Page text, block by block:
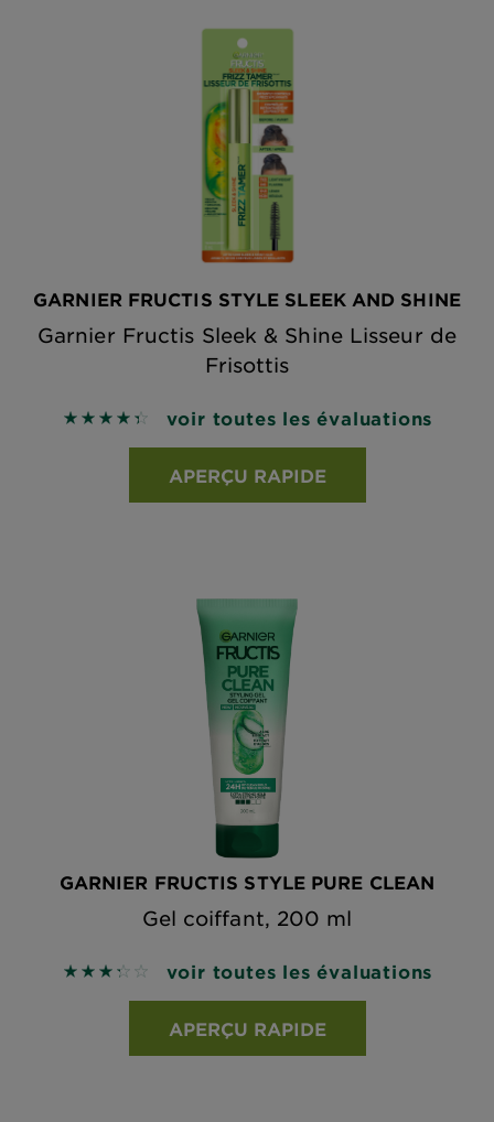
GARNIER FRUCTIS STYLE SLEEK AND SHINE
Garnier Fructis Sleek & Shine Lisseur de
Frisottis
4.4245 out of 5 stars based on reviews
voir toutes les évaluations
APERÇU RAPIDE
GARNIER FRUCTIS STYLE PURE CLEAN
Gel coiffant, 200 ml
3.3211 out of 5 stars based on reviews
voir toutes les évaluations
APERÇU RAPIDE